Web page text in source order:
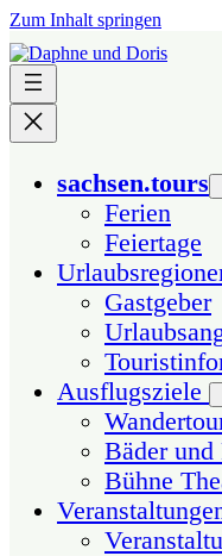
Zum Inhalt springen
sachsen.tours
Ferien
Feiertage
Gastgeber
Ausflugsziele
Bäder und
Bühne